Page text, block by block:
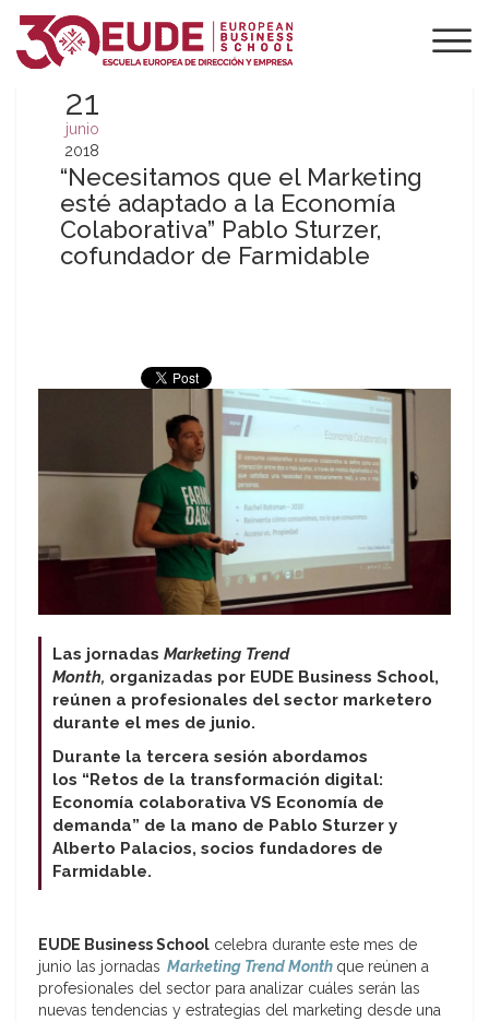
21
junio
2018
“Necesitamos que el Marketing
esté adaptado a la Economía
Colaborativa” Pablo Sturzer,
cofundador de Farmidable
Las jornadas Marketing Trend
Month, organizadas por EUDE Business School,
reúnen a profesionales del sector marketero
durante el mes de junio.
Durante la tercera sesión abordamos
los “Retos de la transformación digital:
Economía colaborativa VS Economía de
demanda” de la mano de Pablo Sturzer y
Alberto Palacios, socios fundadores de
Farmidable.
EUDE Business School celebra durante este mes de
junio las jornadas Marketing Trend Month que reúnen a
profesionales del sector para analizar cuáles serán las
nuevas tendencias y estrategias del marketing desde una